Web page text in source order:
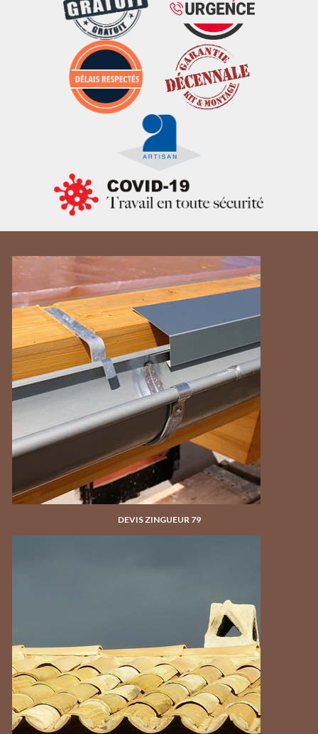
DEVIS ZINGUEUR 79